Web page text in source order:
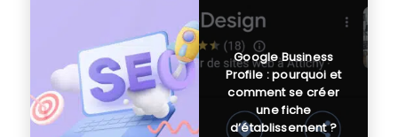
Google Business
Profile : pourquoi et
comment se créer
une fiche
d’établissement ?